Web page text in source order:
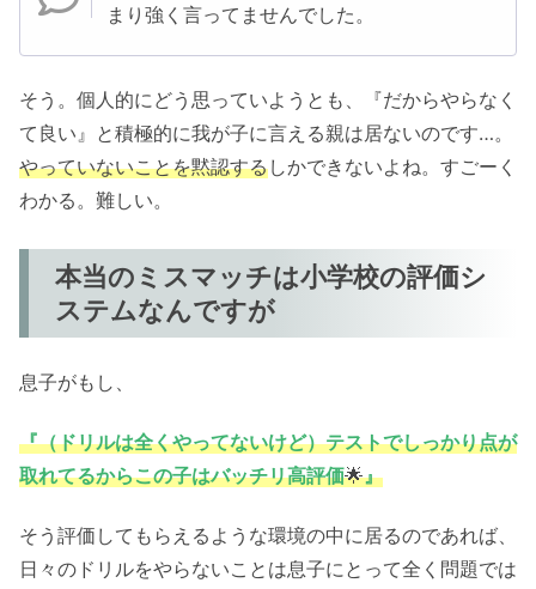
まり強く言ってませんでした。
そう。個人的にどう思っていようとも、『だからやらなく
て良い』と積極的に我が子に言える親は居ないのです…。
やっていないことを黙認するしかできないよね。すごーく
わかる。難しい。
本当のミスマッチは小学校の評価シ
ステムなんですが
息子がもし、
『（ドリルは全くやってないけど）テストでしっかり点が
取れてるからこの子はバッチリ高評価🌟』
そう評価してもらえるような環境の中に居るのであれば、
日々のドリルをやらないことは息子にとって全く問題では